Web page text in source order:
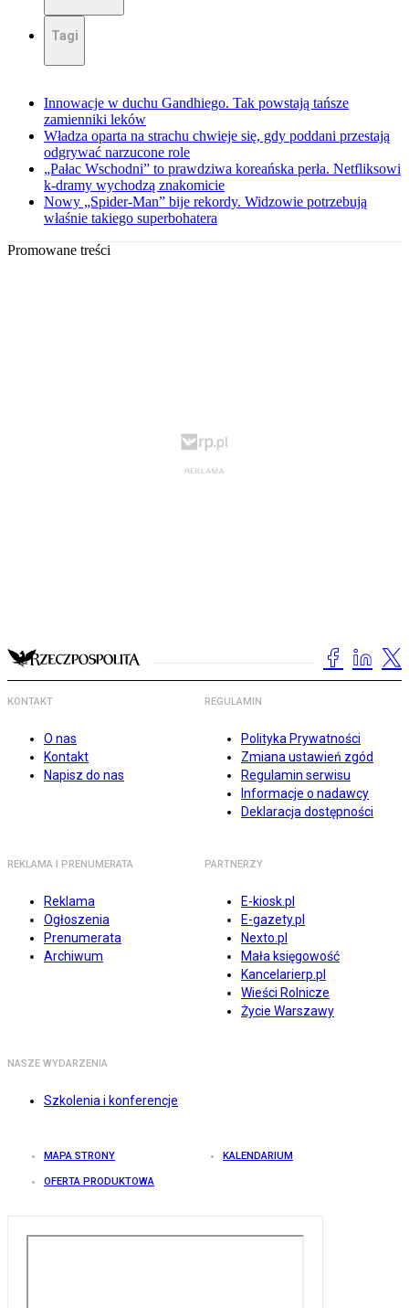
Tagi
Innowacje w duchu Gandhiego. Tak powstają tańsze
zamienniki leków
Władza oparta na strachu chwieje się, gdy poddani przestają
odgrywać narzucone role
„Pałac Wschodni” to prawdziwa koreańska perła. Netfliksowi
k-dramy wychodzą znakomicie
Nowy „Spider-Man” bije rekordy. Widzowie potrzebują
właśnie takiego superbohatera
Promowane treści
KONTAKT
O nas
Kontakt
Napisz do nas
REGULAMIN
Polityka Prywatności
Zmiana ustawień zgód
Regulamin serwisu
Informacje o nadawcy
Deklaracja dostępności
REKLAMA I PRENUMERATA
Reklama
Ogłoszenia
Prenumerata
Archiwum
PARTNERZY
E-kiosk.pl
E-gazety.pl
Nexto.pl
Mała księgowość
Kancelarierp.pl
Wieści Rolnicze
Życie Warszawy
NASZE WYDARZENIA
Szkolenia i konferencje
MAPA STRONY KALENDARIUM
OFERTA PRODUKTOWA